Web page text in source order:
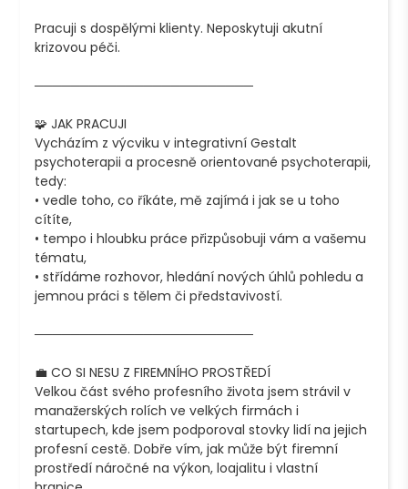
Pracuji s dospělými klienty. Neposkytuji akutní
krizovou péči.
────────────────────────
🧩 JAK PRACUJI
Vycházím z výcviku v integrativní Gestalt
psychoterapii a procesně orientované psychoterapii,
tedy:
• vedle toho, co říkáte, mě zajímá i jak se u toho
cítíte,
• tempo i hloubku práce přizpůsobuji vám a vašemu
tématu,
• střídáme rozhovor, hledání nových úhlů pohledu a
jemnou práci s tělem či představivostí.
────────────────────────
💼 CO SI NESU Z FIREMNÍHO PROSTŘEDÍ
Velkou část svého profesního života jsem strávil v
manažerských rolích ve velkých firmách i
startupech, kde jsem podporoval stovky lidí na jejich
profesní cestě. Dobře vím, jak může být firemní
prostředí náročné na výkon, loajalitu i vlastní